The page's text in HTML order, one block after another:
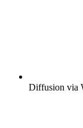
Diffusion via